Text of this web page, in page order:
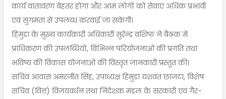
कार्य वातावरण बेहतर होगा और आम लोगों को सेवाएं अधिक प्रभावी
एवं सुगमता से उपलब्ध करवाई जा सकेगी।
हिमुडा के मुख्य कार्यकारी अधिकारी सुरेन्द्र वशिष्ठ ने बैठक में
प्राधिकरण की उपलब्धियों, विभिन्न परियोजनाओं की प्रगति तथा
भविष्य की विकास योजनाओं की विस्तृत जानकारी प्रस्तुत की।
सचिव आवास अमरजीत सिंह, उपाध्यक्ष हिमुडा यशवंत छाजटा, विशेष
सचिव (वित्त) विजयवर्धन तथा निदेशक मंडल के सरकारी एवं गैर-